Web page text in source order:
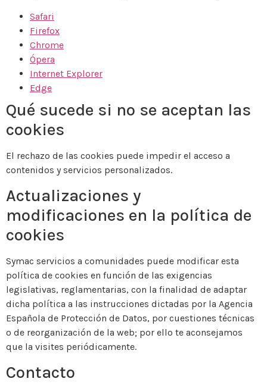
Safari
Firefox
Chrome
Ópera
Internet Explorer
Edge
Qué sucede si no se aceptan las
cookies
El rechazo de las cookies puede impedir el acceso a
contenidos y servicios personalizados.
Actualizaciones y
modificaciones en la política de
cookies
Symac servicios a comunidades puede modificar esta
política de cookies en función de las exigencias
legislativas, reglamentarias, con la finalidad de adaptar
dicha política a las instrucciones dictadas por la Agencia
Española de Protección de Datos, por cuestiones técnicas
o de reorganización de la web; por ello te aconsejamos
que la visites periódicamente.
Contacto